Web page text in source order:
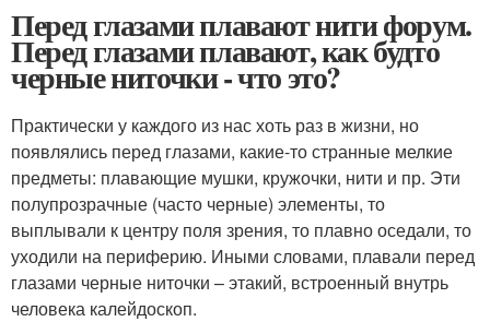
Перед глазами плавают нити форум.
Перед глазами плавают, как будто
черные ниточки - что это?
Практически у каждого из нас хоть раз в жизни, но
появлялись перед глазами, какие-то странные мелкие
предметы: плавающие мушки, кружочки, нити и пр. Эти
полупрозрачные (часто черные) элементы, то
выплывали к центру поля зрения, то плавно оседали, то
уходили на периферию. Иными словами, плавали перед
глазами черные ниточки – этакий, встроенный внутрь
человека калейдоскоп.